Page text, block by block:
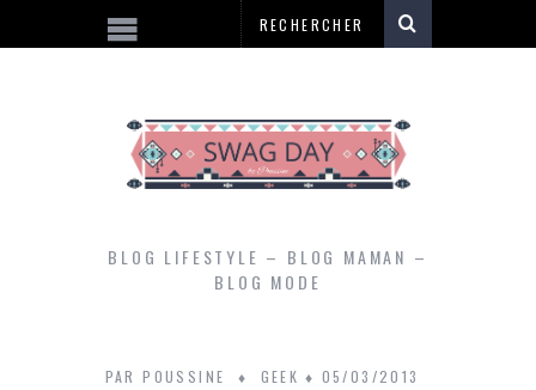
BLOG LIFESTYLE – BLOG MAMAN –
BLOG MODE
PAR POUSSINE GEEK 05/03/2013